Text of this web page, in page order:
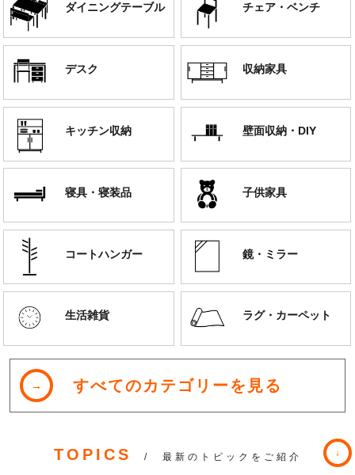
ダイニングテーブル チェア・ベンチ
デスク 収納家具
キッチン収納 壁面収納・DIY
寝具・寝装品 子供家具
コートハンガー 鏡・ミラー
生活雑貨 ラグ・カーペット
すべてのカテゴリーを見る
TOPICS / 最新のトピックをご紹介